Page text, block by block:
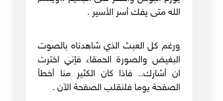
الله متى يفك أسر الأسير .
ورغم كل العبث الذي شاهدناه بالصوت
البغيض والصورة الحمقاء فإني اخترت
ان أشارك.. فاذا كان الكثير منا أخطأ
الصفحة يوما فلنقلب الصفحة الآن .